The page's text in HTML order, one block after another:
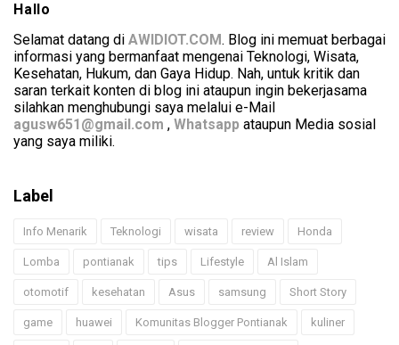
Hallo
Selamat datang di AWIDIOT.COM. Blog ini memuat berbagai
informasi yang bermanfaat mengenai Teknologi, Wisata,
Kesehatan, Hukum, dan Gaya Hidup. Nah, untuk kritik dan
saran terkait konten di blog ini ataupun ingin bekerjasama
silahkan menghubungi saya melalui e-Mail
agusw651@gmail.com , Whatsapp ataupun Media sosial
yang saya miliki.
Label
Info Menarik Teknologi wisata review Honda
Lomba pontianak tips Lifestyle Al Islam
otomotif kesehatan Asus samsung Short Story
game huawei Komunitas Blogger Pontianak kuliner